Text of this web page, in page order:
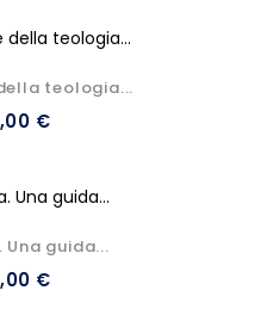
teologia...
€
guida...
€